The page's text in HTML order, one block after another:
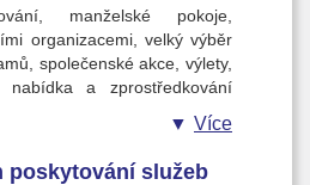
aby se jejich život v DS
jejich běžnému životu v
aby se mohli co nejvíce
záležitostí. Další služby:
drobného ošacení, nákupy
a vyzvednutí léků
lékařem, roznos pošty
manželské pokoje,
organizacemi, velký výběr
společenské akce, výlety,
nabídka a zprostředkování
kosmetických a
Více
poskytování služeb